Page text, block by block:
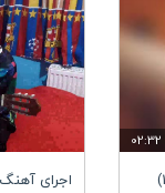
02:32
اجرای آهنگ